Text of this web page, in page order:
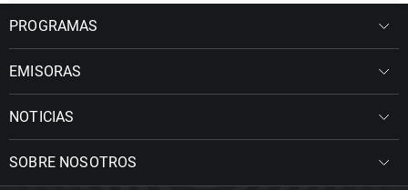
PROGRAMAS
EMISORAS
NOTICIAS
SOBRE NOSOTROS